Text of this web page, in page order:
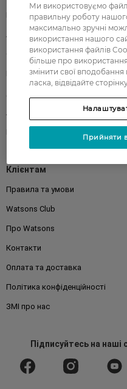
Парфуми
Акції
Обличчя
Подарунки
Аксесуари
Клієнтам
Правила та умови
Watsons Club
Про Watsons
Контакти
Оплата та доставка
Політика конфіденційності
ЗМІ про нас
Підписуйтесьна наші
Ми використовуємо
правильну роботу
максимально зручні
використання нашого
використання файлів
більше про
змінити свої
ласка, відвідайте
Прийняти